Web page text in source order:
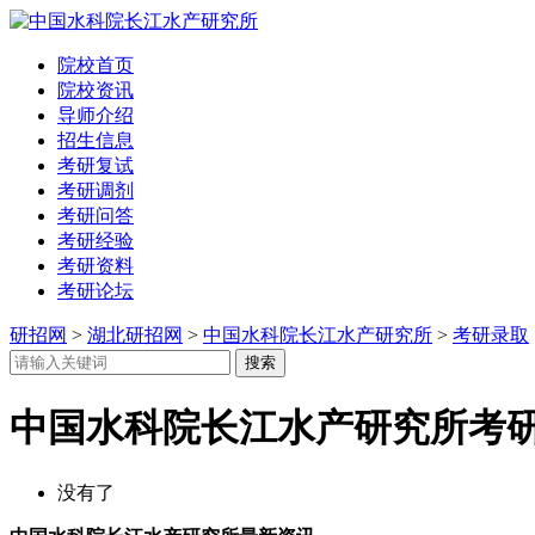
院校首页
院校资讯
导师介绍
招生信息
考研复试
考研调剂
考研问答
考研经验
考研资料
考研论坛
研招网 > 湖北研招网 > 中国水科院长江水产研究所 > 考研录取
中国水科院长江水产研究所考
没有了